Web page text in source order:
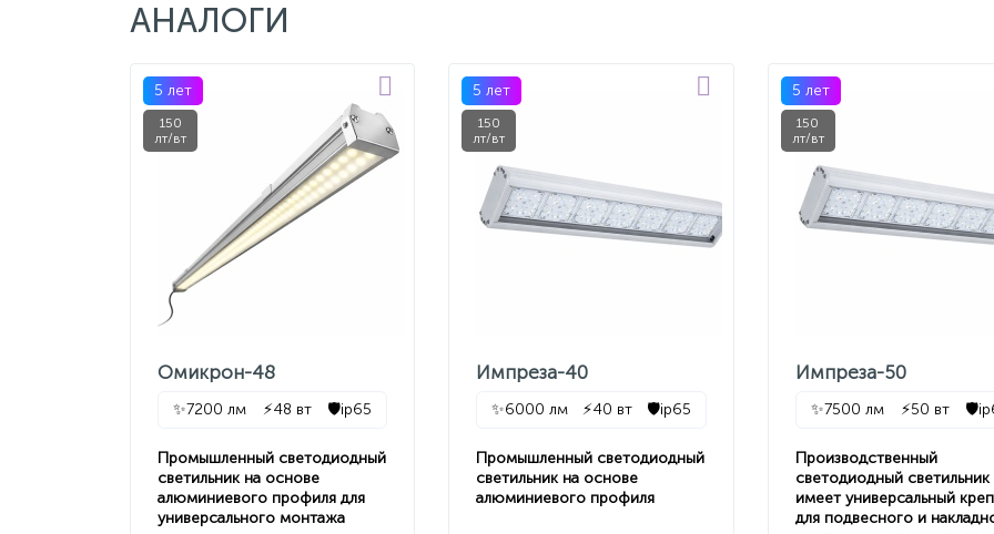
АНАЛОГИ
5 лет
150
лт/вт
Омикрон-48
✨7200 лм ⚡48 вт 🛡️ip65
Промышленный светодиодный
светильник на основе
алюминиевого профиля для
универсального монтажа
5 лет
150
лт/вт
Импреза-40
✨6000 лм ⚡40 вт 🛡️ip65
Промышленный светодиодный
светильник на основе
алюминиевого профиля
5 лет
150
лт/вт
Импреза-50
✨7500 лм ⚡50 вт 🛡️
Производственный
светодиодный светильник
имеет универсальный
для подвесного и